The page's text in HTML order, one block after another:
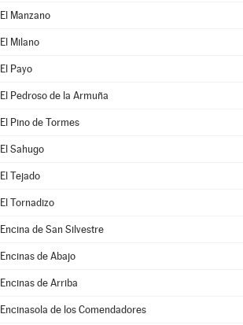
El Manzano
El Milano
El Payo
El Pedroso de la Armuña
El Pino de Tormes
El Sahugo
El Tejado
El Tornadizo
Encina de San Silvestre
Encinas de Abajo
Encinas de Arriba
Encinasola de los Comendadores